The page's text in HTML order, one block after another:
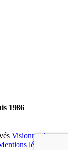
1986
Visionner le
légales